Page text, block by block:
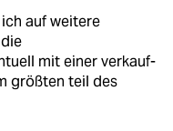
auf weitere
mit einer verkauf-
größten teil des